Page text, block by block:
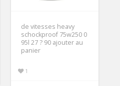
de vitesses heavy
schockproof 75w250 0
95l 27 ? 90 ajouter au
panier
1